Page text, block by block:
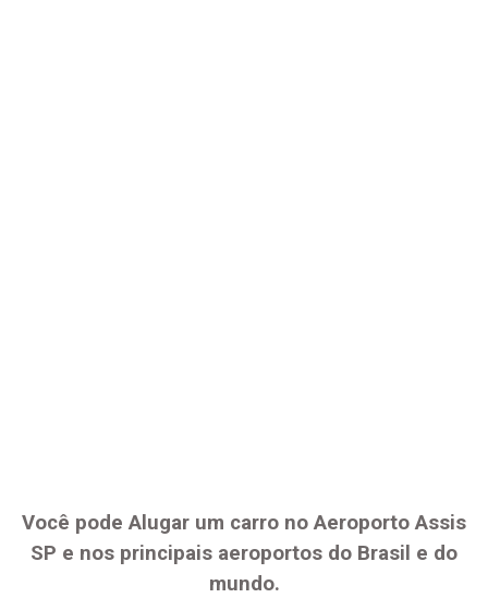
Você pode Alugar um carro no Aeroporto Assis
SP e nos principais aeroportos do Brasil e do
mundo.